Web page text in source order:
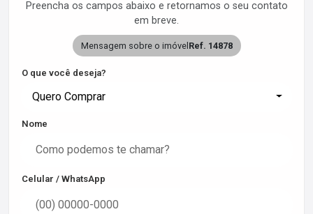
Preencha os campos abaixo e retornamos o seu contato
em breve.
Mensagem sobre o imóvelRef. 14878
O que você deseja?
Quero Comprar
Nome
Celular / WhatsApp